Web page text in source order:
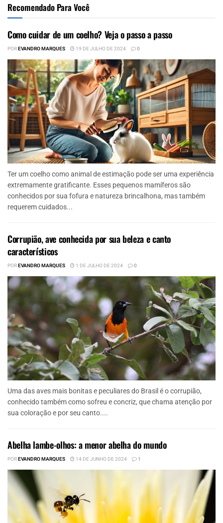
Recomendado Para Você
Como cuidar de um coelho? Veja o passo a passo
POREVANDRO MARQUES 19 DE JULHO DE 2024 0
Ter um coelho como animal de estimação pode ser uma experiência
extremamente gratificante. Esses pequenos mamíferos são
conhecidos por sua fofura e natureza brincalhona, mas também
requerem cuidados...
Corrupião, ave conhecida por sua beleza e canto
característicos
POREVANDRO MARQUES 1 DE JULHO DE 2024 0
Uma das aves mais bonitas e peculiares do Brasil é o corrupião,
conhecido também como sofreu e concriz, que chama atenção por
sua coloração e por seu canto....
Abelha lambe-olhos: a menor abelha do mundo
POREVANDRO MARQUES 14 DE JUNHO DE 2024 1